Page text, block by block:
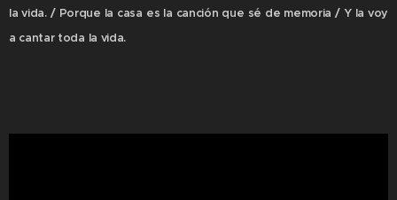
la vida. / Porque la casa es la canción que sé de memoria / Y la voy
a cantar toda la vida.